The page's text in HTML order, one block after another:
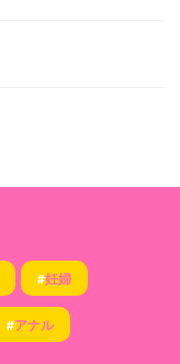
#妊婦
#アナル